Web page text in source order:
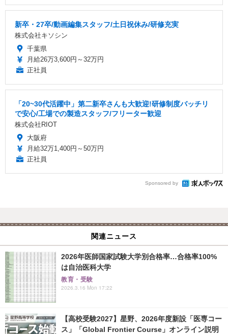
新卒・27卒/動画編集スタッフ/土日祝休み/研修充実
株式会社キソシン
千葉県
月給26万3,600円～32万円
正社員
「20~30代活躍中」第二新卒さんも大歓迎!研修制度バッチリ
で安心/工場での製造スタッフ/フリーター歓迎
株式会社RIOT
大阪府
月給32万1,400円～50万円
正社員
Sponsored by
関連ニュース
2026年医師国家試験大学別合格率…合格率100%
は自治医科大学
教育・受験
2026.3.16 Mon 17:22
【高校受験2027】星野、2026年度新設「医専コー
ス」「Global Frontier Course」オンライン説明